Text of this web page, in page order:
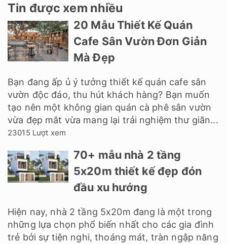
Tin được xem nhiều
20 Mẫu Thiết Kế Quán
Cafe Sân Vườn Đơn Giản
Mà Đẹp
Bạn đang ấp ủ ý tưởng thiết kế quán cafe sân
vườn độc đáo, thu hút khách hàng? Bạn muốn
tạo nên một không gian quán cà phê sân vườn
vừa đẹp mắt vừa mang lại trải nghiệm thư giãn...
23015 Lượt xem
70+ mẫu nhà 2 tầng
5x20m thiết kế đẹp đón
đầu xu hướng
Hiện nay, nhà 2 tầng 5x20m đang là một trong
những lựa chọn phổ biến nhất cho các gia đình
trẻ bởi sự tiện nghi, thoáng mát, tràn ngập năng